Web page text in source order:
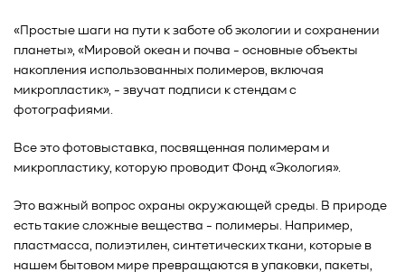
«Простые шаги на пути к заботе об экологии и сохранении
планеты», «Мировой океан и почва - основные объекты
накопления использованных полимеров, включая
микропластик», - звучат подписи к стендам с
фотографиями.
Все это фотовыставка, посвященная полимерам и
микропластику, которую проводит Фонд «Экология».
Это важный вопрос охраны окружающей среды. В природе
есть такие сложные вещества - полимеры. Например,
пластмасса, полиэтилен, синтетических ткани, которые в
нашем бытовом мире превращаются в упаковки, пакеты,